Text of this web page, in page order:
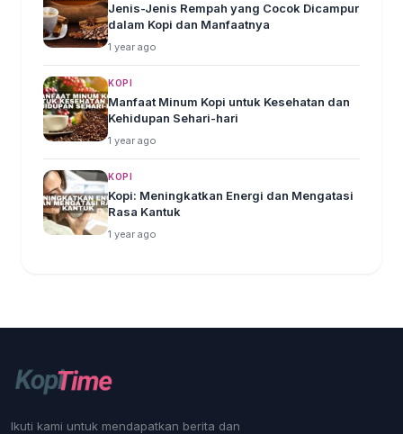
Jenis-Jenis Rempah yang Cocok Dicampur
dalam Kopi dan Manfaatnya
1 year ago
KOPI
Manfaat Minum Kopi untuk Kesehatan dan
Kehidupan Sehari-hari
1 year ago
KOPI
Kopi: Meningkatkan Energi dan Mengatasi
Rasa Kantuk
1 year ago
Ikuti kami untuk mendapatkan berita dan